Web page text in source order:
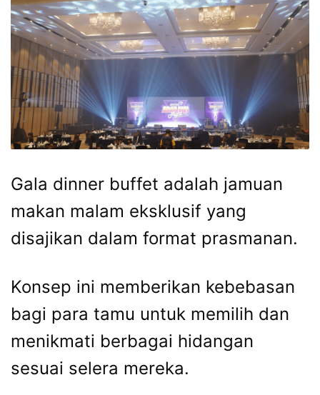
Gala dinner buffet adalah jamuan
makan malam eksklusif yang
disajikan dalam format prasmanan.
Konsep ini memberikan kebebasan
bagi para tamu untuk memilih dan
menikmati berbagai hidangan
sesuai selera mereka.